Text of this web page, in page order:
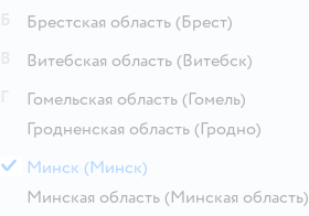
Брестская область (Брест)
Витебская область (Витебск)
Гомельская область (Гомель)
Гродненская область (Гродно)
М Минск (Минск)
Минская область (Минская область)